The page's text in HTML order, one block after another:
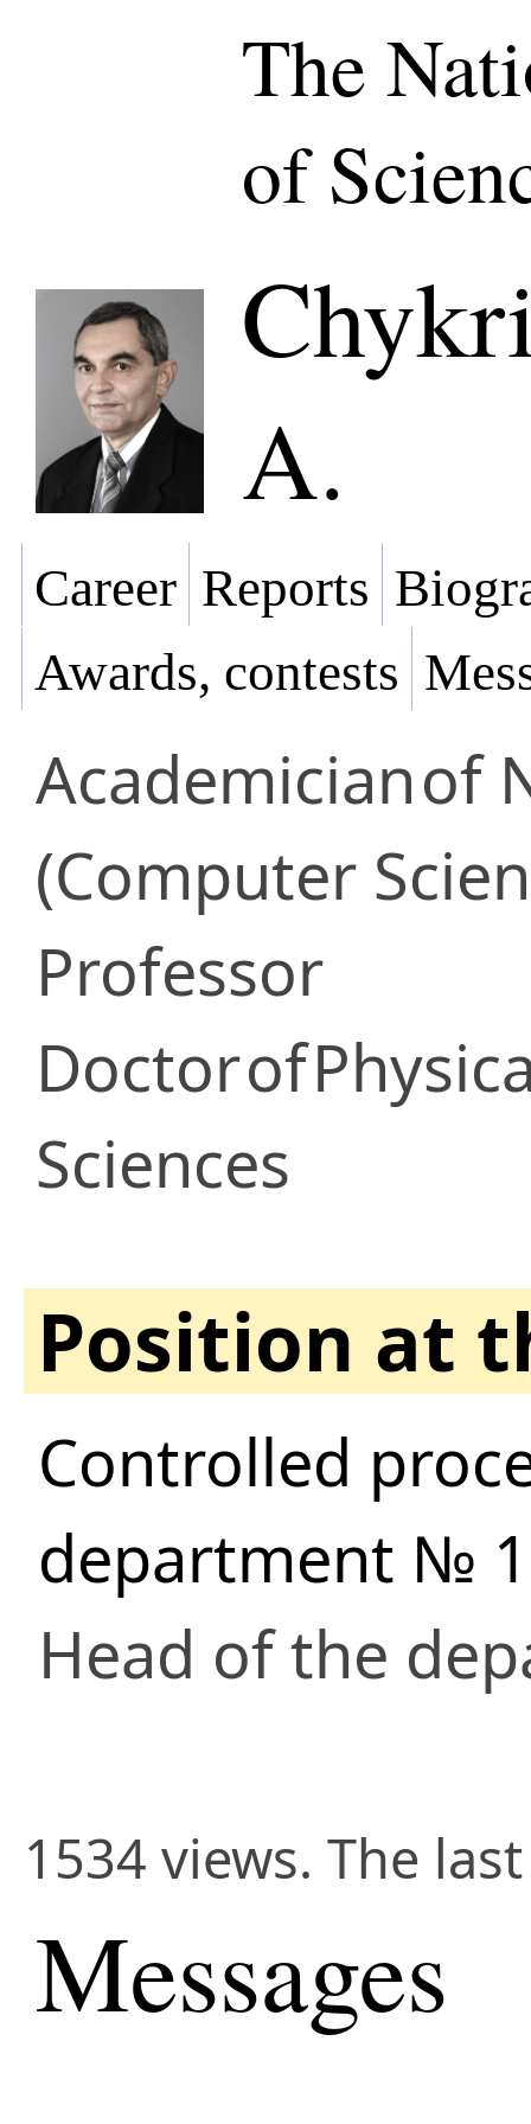
The
of
A.
Career Reports
Awards, contests
Academicianof
(Computer
Professor
Doctorof
Sciences
Position at
Controlled
department №
Head of the
1534 views. The
Messages